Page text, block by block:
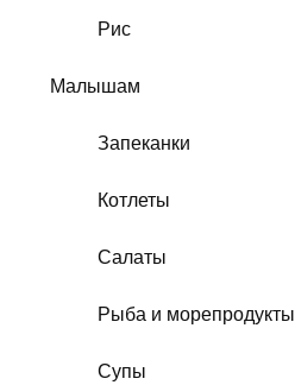
Рис
Малышам
Запеканки
Котлеты
Салаты
Рыба и морепродукты
Супы